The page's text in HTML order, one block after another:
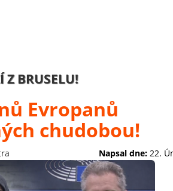
Z BRUSELU!
Evropanů
chudobou!
Napsal dne: 22.